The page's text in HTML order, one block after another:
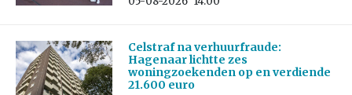
Celstraf na verhuurfraude:
Hagenaar lichtte zes
woningzoekenden op en verdiende
21.600 euro